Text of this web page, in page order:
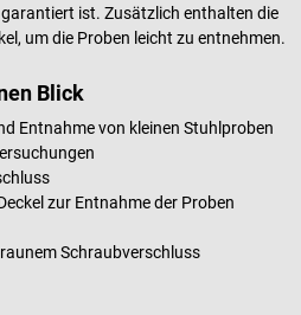
ist. Zusätzlich enthalten die
um die Proben leicht zu entnehmen.
Blick
Entnahme von kleinen Stuhlproben
zur Entnahme der Proben
Schraubverschluss